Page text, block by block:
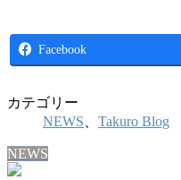
Facebook
カテゴリー
NEWS
Takuro Blog
NEWS